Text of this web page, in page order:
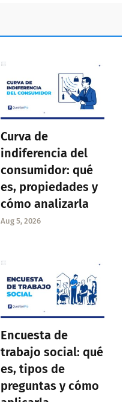
Curva de
indiferencia del
consumidor: qué
es, propiedades y
cómo analizarla
Aug 5, 2026
Encuesta de
trabajo social: qué
es, tipos de
preguntas y cómo